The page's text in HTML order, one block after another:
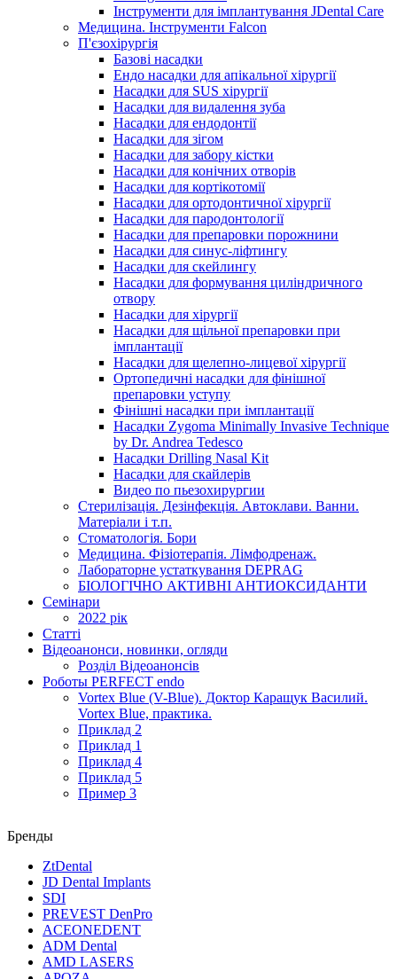
Інструменти для імплантування JDental Care
Медицина. Інструменти Falcon
П'єзохірургія
Базові насадки
Ендо насадки для апікальної хірургії
Насадки для SUS хірургії
Насадки для видалення зуба
Насадки для ендодонтії
Насадки для зігом
Насадки для забору кістки
Насадки для конічних отворів
Насадки для кортікотомії
Насадки для ортодонтичної хірургії
Насадки для пародонтології
Насадки для препаровки порожнини
Насадки для синус-ліфтингу
Насадки для скейлингу
Насадки для формування циліндричного
отвору
Насадки для хірургії
Насадки для щільної препаровки при
імплантації
Насадки для щелепно-лицевої хірургії
Ортопедичні насадки для фінішної
препаровки уступу
Фінішні насадки при імплантації
Насадки Zygoma Minimally Invasive Technique
by Dr. Andrea Tedesco
Насадки Drilling Nasal Kit
Насадки для скайлерів
Видео по пьезохирургии
Стерилізація. Дезінфекція. Автоклави. Ванни.
Матеріали і т.п.
Стоматологія. Бори
Медицина. Фізіотерапія. Лімфодренаж.
Лабораторне устаткування DEPRAG
БІОЛОГІЧНО АКТИВНІ АНТИОКСИДАНТИ
Семінари
2022 рік
Статті
Відеоанонси, новинки, огляди
Розділ Відеоанонсів
Роботы PERFECT endo
Vortex Blue (V-Blue). Доктор Каращук Василий.
Vortex Blue, практика.
Приклад 2
Приклад 1
Приклад 4
Приклад 5
Пример 3
Бренды
ZtDental
JD Dental Implants
SDI
PREVEST DenPro
ACEONEDENT
ADM Dental
AMD LASERS